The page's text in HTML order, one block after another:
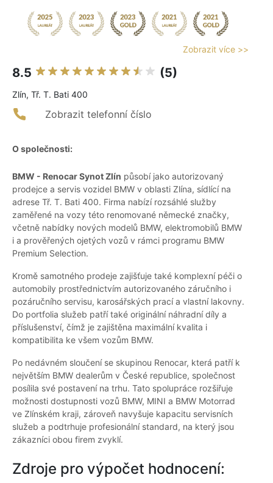
Zobrazit více >>
8.5 (5)
Zlín, Tř. T. Bati 400
Zobrazit telefonní číslo
O společnosti:
BMW - Renocar Synot Zlín působí jako autorizovaný
prodejce a servis vozidel BMW v oblasti Zlína, sídlící na
adrese Tř. T. Bati 400. Firma nabízí rozsáhlé služby
zaměřené na vozy této renomované německé značky,
včetně nabídky nových modelů BMW, elektromobilů BMW
i a prověřených ojetých vozů v rámci programu BMW
Premium Selection.
Kromě samotného prodeje zajišťuje také komplexní péči o
automobily prostřednictvím autorizovaného záručního i
pozáručního servisu, karosářských prací a vlastní lakovny.
Do portfolia služeb patří také originální náhradní díly a
příslušenství, čímž je zajištěna maximální kvalita i
kompatibilita ke všem vozům BMW.
Po nedávném sloučení se skupinou Renocar, která patří k
největším BMW dealerům v České republice, společnost
posílila své postavení na trhu. Tato spolupráce rozšiřuje
možnosti dostupnosti vozů BMW, MINI a BMW Motorrad
ve Zlínském kraji, zároveň navyšuje kapacitu servisních
služeb a podtrhuje profesionální standard, na který jsou
zákazníci obou firem zvyklí.
Zdroje pro výpočet hodnocení: